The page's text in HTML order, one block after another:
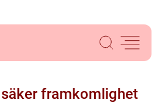
framkomlighet